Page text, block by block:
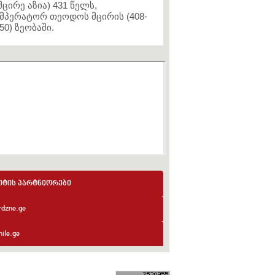
აზია) 431 წელს,
თეოდოს მცირის (408-
ზეობაში.
პარტნიორები